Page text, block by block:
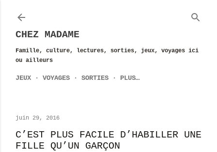
CHEZ MADAME
Famille, culture, lectures, sorties, jeux, voyages ici
ou ailleurs
JEUX VOYAGES SORTIES PLUS…
juin 29, 2016
C’EST PLUS FACILE D’HABILLER UNE
FILLE QU’UN GARÇON